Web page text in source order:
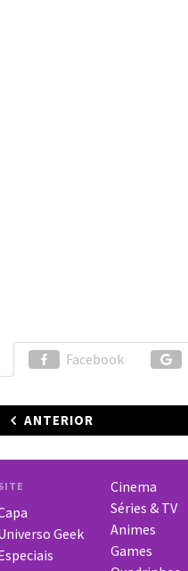
Facebook
ANTERIOR
Geek
Cinema
Séries & TV
Animes
Games